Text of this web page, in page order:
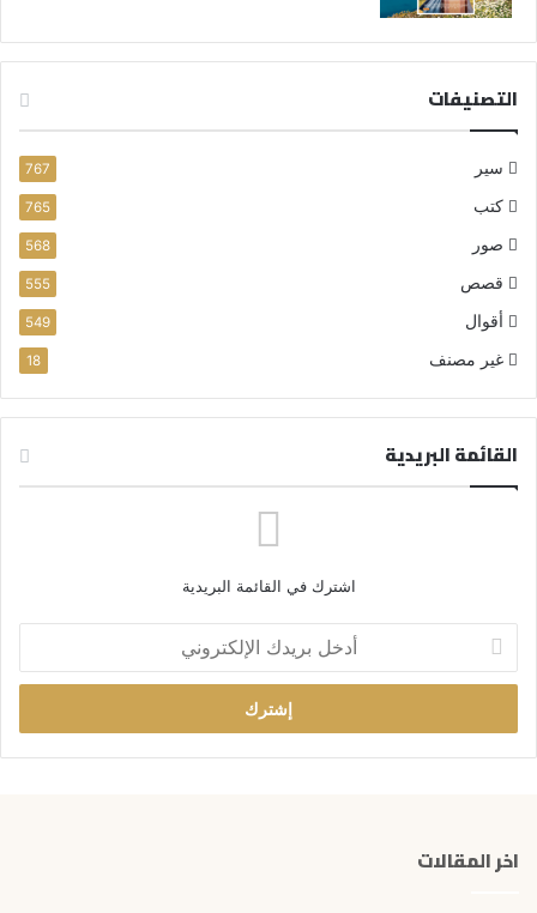
التصنيفات
سير 767
كتب 765
صور 568
قصص 555
أقوال 549
غير مصنف 18
القائمة البريدية
اشترك في القائمة البريدية
خ
ب
ر
اخر المقالات